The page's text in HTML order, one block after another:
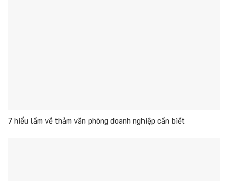
7 hiểu lầm về thảm văn phòng doanh nghiệp cần biết